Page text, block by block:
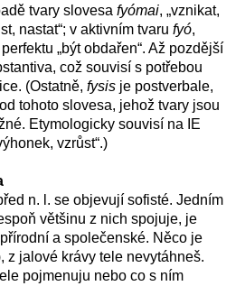
tvary slovesa fyómai, „vznikat,
nastat“; v aktivním tvaru fyó,
„být obdařen“. Až pozdější
což souvisí s potřebou
(Ostatně, fysis je postverbale,
tohoto slovesa, jehož tvary jsou
Etymologicky souvisí na IE
vzrůst“.)
n. l. se objevují sofisté. Jedním
většinu z nich spojuje, je
a společenské. Něco je
z jalové krávy tele nevytáhneš.
pojmenuju nebo co s ním